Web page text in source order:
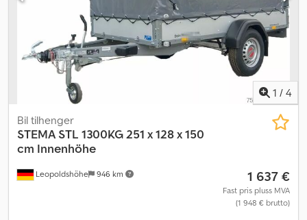
1 / 4
Leopoldshöhe 946 km
Bil tilhenger
STEMA STL 1300KG 251 x 128 x 150
cm Innenhöhe
1 637 €
Fast pris pluss MVA
(1 948 € brutto)